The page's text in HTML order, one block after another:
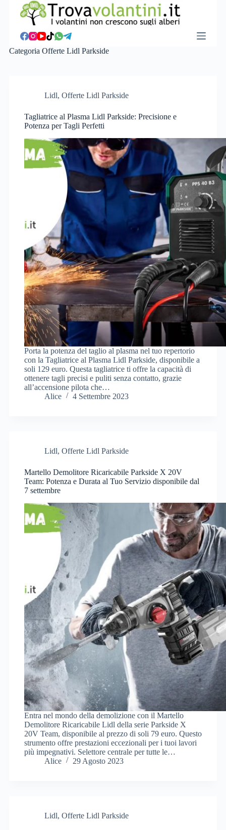
a
Categoria Offerte Lidl Parkside
Lidl, Offerte Lidl Parkside
Tagliatrice al Plasma Lidl Parkside: Precisione e
Potenza per Tagli Perfetti
Porta la potenza del taglio al plasma nel tuo repertorio
con la Tagliatrice al Plasma Lidl Parkside, disponibile a
soli 129 euro. Questa tagliatrice ti offre la capacità di
ottenere tagli precisi e puliti senza contatto, grazie
all’accensione pilota che…
Alice
4 Settembre 2023
Lidl, Offerte Lidl Parkside
Martello Demolitore Ricaricabile Parkside X 20V
Team: Potenza e Durata al Tuo Servizio disponibile dal
7 settembre
Entra nel mondo della demolizione con il Martello
Demolitore Ricaricabile Lidl della serie Parkside X
20V Team, disponibile al prezzo di soli 79 euro. Questo
strumento offre prestazioni eccezionali per i tuoi lavori
più impegnativi. Selettore centrale per tutte le…
Alice
29 Agosto 2023
Lidl, Offerte Lidl Parkside